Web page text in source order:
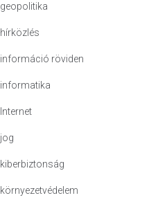
geopolitika
hírközlés
információ röviden
informatika
Internet
jog
kiberbiztonság
környezetvédelem